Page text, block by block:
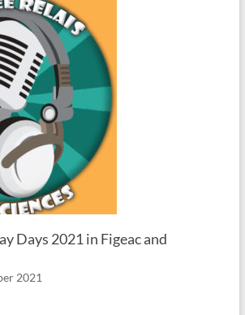
Days 2021 in Figeac and
2021